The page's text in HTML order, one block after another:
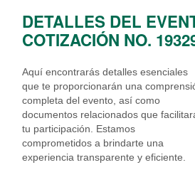
DETALLES DEL
COTIZACIÓN NO.
Aquí encontrarás detalles esenciales
que te proporcionarán una
completa del evento, así como
documentos relacionados que
tu participación. Estamos
comprometidos a brindarte una
experiencia transparente y eficiente.